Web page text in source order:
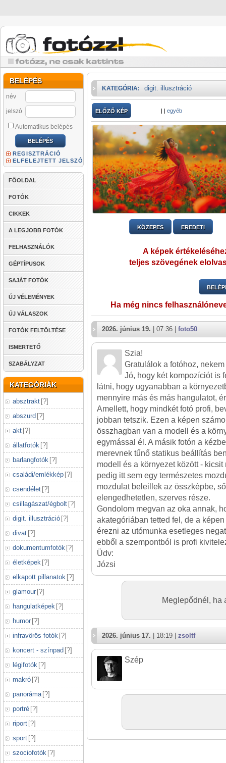
BELÉPÉS
név
jelszó
Automatikus belépés
REGISZTRÁCIÓ
ELFELEJTETT JELSZÓ
FŐOLDAL
FOTÓK
CIKKEK
A LEGJOBB FOTÓK
FELHASZNÁLÓK
GÉPTÍPUSOK
SAJÁT FOTÓK
ÚJ VÉLEMÉNYEK
ÚJ VÁLASZOK
FOTÓK FELTÖLTÉSE
ISMERTETŐ
SZABÁLYZAT
KATEGÓRIÁK
absztrakt [?]
abszurd [?]
akt [?]
állatfotók [?]
barlangfotók [?]
családi/emlékkép [?]
csendélet [?]
csillagászat/égbolt [?]
digit. illusztráció [?]
divat [?]
dokumentumfotók [?]
életképek [?]
elkapott pillanatok [?]
glamour [?]
hangulatképek [?]
humor [?]
infravörös fotók [?]
koncert - színpad [?]
légifotók [?]
makró [?]
panoráma [?]
portré [?]
riport [?]
sport [?]
szociofotók [?]
KATEGÓRIA: digit. illusztráció
ELŐZŐ KÉP | | egyéb
KÖZEPES EREDETI
A képek
teljes szövegének
Ha még nincs
2026. június 19. | 07:36 | foto50
Szia!
Gratulálok a fotóhoz,
Jó, hogy két kompozíciót is
látni, hogy ugyanabban a
mennyire más és más hangulatot,
Amellett, hogy mindkét fotó profi,
jobban tetszik. Ezen a képen
összhagban van a modell és a
egymással él. A másik fotón a
merevnek tűnő statikus beállítás
modell és a környezet között - kicsit
pedig itt sem egy természetes
mozdulat beleillek az összképbe,
elengedhetetlen, szerves része.
Gondolom megvan az oka annak,
akategóriában tetted fel, de a
érezni az utómunka esetleges
ebből a szempontból is profi
Üdv:
Józsi
Meglepődnél, ha
2026. június 17. | 18:19 | zsoltf
Szép